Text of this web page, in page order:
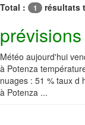
Total : 1 résultats
Météo aujourd'hui
à Potenza
nuages : 51 % taux d
à Potenza ...